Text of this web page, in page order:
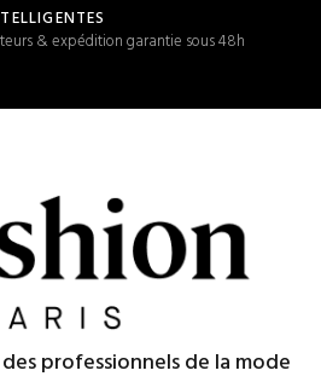
& expédition garantie sous 48h
professionnels de la mode